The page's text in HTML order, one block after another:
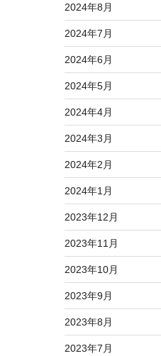
2024年8月
2024年7月
2024年6月
2024年5月
2024年4月
2024年3月
2024年2月
2024年1月
2023年12月
2023年11月
2023年10月
2023年9月
2023年8月
2023年7月